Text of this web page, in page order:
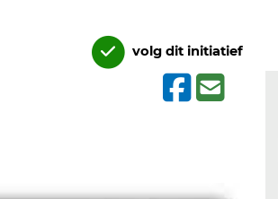
volg dit initiatief